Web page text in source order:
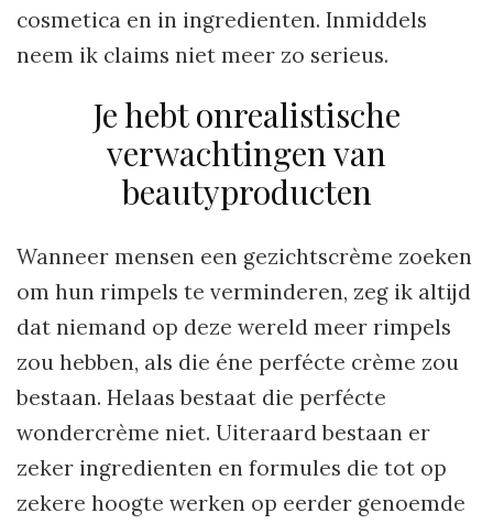
cosmetica en in ingredienten. Inmiddels
neem ik claims niet meer zo serieus.
Je hebt onrealistische
verwachtingen van
beautyproducten
Wanneer mensen een gezichtscrème zoeken
om hun rimpels te verminderen, zeg ik altijd
dat niemand op deze wereld meer rimpels
zou hebben, als die éne perfécte crème zou
bestaan. Helaas bestaat die perfécte
wondercrème niet. Uiteraard bestaan er
zeker ingredienten en formules die tot op
zekere hoogte werken op eerder genoemde